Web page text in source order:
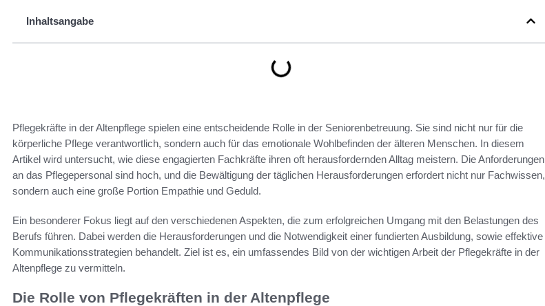
Inhaltsangabe
Pflegekräfte in der Altenpflege spielen eine entscheidende Rolle in der Seniorenbetreuung. Sie sind nicht nur für die
körperliche Pflege verantwortlich, sondern auch für das emotionale Wohlbefinden der älteren Menschen. In diesem
Artikel wird untersucht, wie diese engagierten Fachkräfte ihren oft herausfordernden Alltag meistern. Die Anforderungen
an das Pflegepersonal sind hoch, und die Bewältigung der täglichen Herausforderungen erfordert nicht nur Fachwissen,
sondern auch eine große Portion Empathie und Geduld.
Ein besonderer Fokus liegt auf den verschiedenen Aspekten, die zum erfolgreichen Umgang mit den Belastungen des
Berufs führen. Dabei werden die Herausforderungen und die Notwendigkeit einer fundierten Ausbildung, sowie effektive
Kommunikationsstrategien behandelt. Ziel ist es, ein umfassendes Bild von der wichtigen Arbeit der Pflegekräfte in der
Altenpflege zu vermitteln.
Die Rolle von Pflegekräften in der Altenpflege